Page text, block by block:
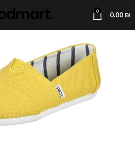
0 0.00 ₪